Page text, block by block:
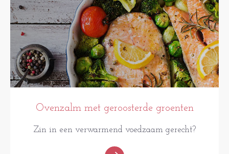
Ovenzalm met geroosterde groenten
Zin in een verwarmend voedzaam gerecht?